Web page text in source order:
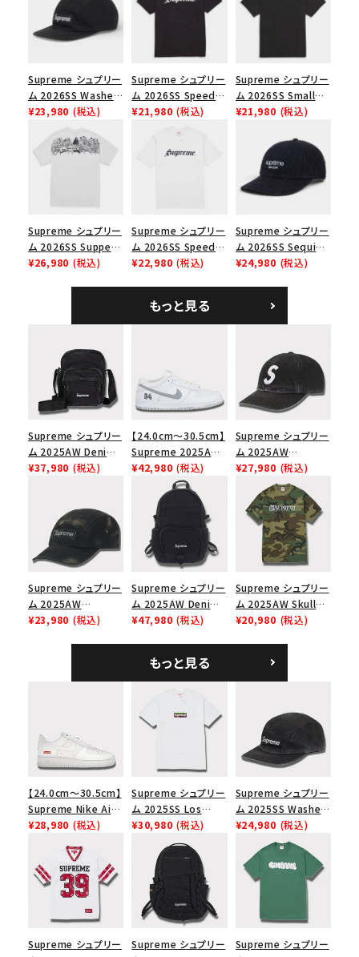
価格から探す
在庫のない商品を表示する
Supreme シュプリー
ム 2026SS Washed
Chino Twill Camp
Cap ウォッシュド チ
ノツイル キャンプキャ
ップ ブラック
¥23,980 (税込)
Supreme シュプリー
ム 2026SS Speed
Tee スピードTシャツ
¥21,980 (税込)
Supreme シュプリー
ム 2026SS Small
Box Tee スモールボ
¥21,980 (税込)
Supreme シュプリー
ム 2026SS Supper
Tee サパーTシャツ
¥26,980 (税込)
Supreme シュプリー
ム 2026SS Speed
Tee スピードTシャツ
¥22,980 (税込)
Supreme シュプリー
ム 2026SS Sequin
Denim Classic
シックロゴ 6パネルキ
ャップ ブラック
¥24,980 (税込)
もっと見る
Supreme シュプリー
ム 2025AW Denim
Shoulder Bag デニ
¥37,980 (税込)
【24.0cm～30.5cm】
Supreme 2025AW
Nike SB Dunk Low
ナイキ SB ダンク ロ
ー スニーカー ホワイ
¥42,980 (税込)
Supreme シュプリー
ム 2025AW
Pigment Coated
2-Tone S Logo 6-
Panel Cap ピグメン
トコーテッド 2トーン
エスロゴ 6パネルキャ
ップ ブラック
¥27,980 (税込)
Supreme シュプリー
ム 2025AW
Overdyed Camp
¥23,980 (税込)
Supreme シュプリー
ム 2025AW Denim
Backpack デニム バ
¥47,980 (税込)
Supreme シュプリー
ム 2025AW Skull
Tee スカル Tシャ
¥20,980 (税込)
もっと見る
【24.0cm～30.5cm】
Supreme Nike Air
Force 1 Low シュプ
ース１スニーカー シ
ューズ ホワイト
¥28,980 (税込)
Supreme シュプリー
ム 2025SS Los
Angeles Fire Relief
Box Logo Tee ファ
イヤーリリーフボック
スロゴTシャツ ホワ
イト 白
¥30,980 (税込)
Supreme シュプリー
ム 2025SS Washed
Chino Twill Camp
Cap ウォッシュチノツ
イルキャンプキャップ
ブラック 黒
¥24,980 (税込)
Supreme シュプリー
Supreme シュプリー
Supreme シュプリー